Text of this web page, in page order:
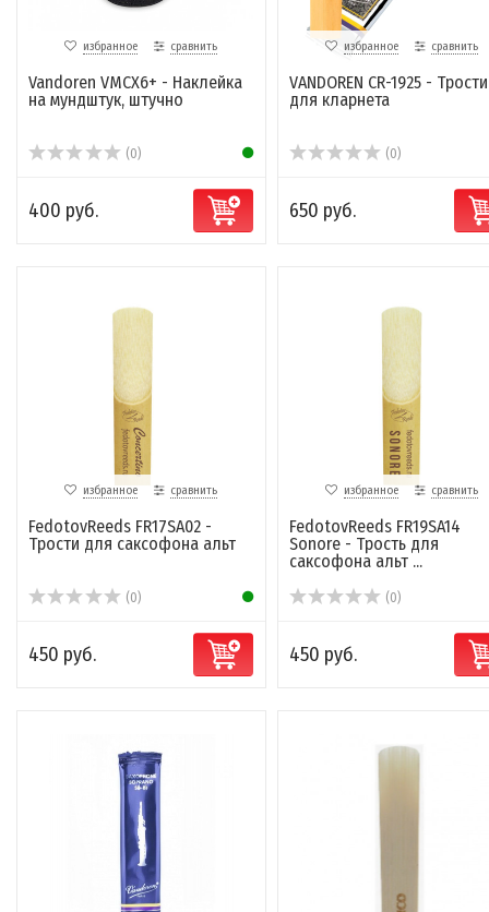
избранное сравнить
Vandoren VMCX6+ - Наклейка
на мундштук, штучно
(0)
400 руб.
избранное сравнить
VANDOREN CR-1925 - Трости
для кларнета
(0)
650 руб.
избранное сравнить
FedotovReeds FR17SA02 -
Трости для саксофона альт
(0)
450 руб.
избранное сравнить
FedotovReeds FR19SA14
Sonore - Трость для
саксофона альт ...
(0)
450 руб.